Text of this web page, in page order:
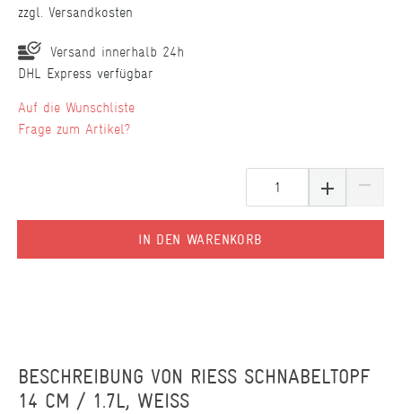
zzgl. Versandkosten
Versand innerhalb 24h
DHL Express verfügbar
IN DEN WARENKORB
Wunschliste
Frage zum Artikel?
BESCHREIBUNG VON RIESS SCHNABELTOPF
14 CM / 1.7L, WEISS